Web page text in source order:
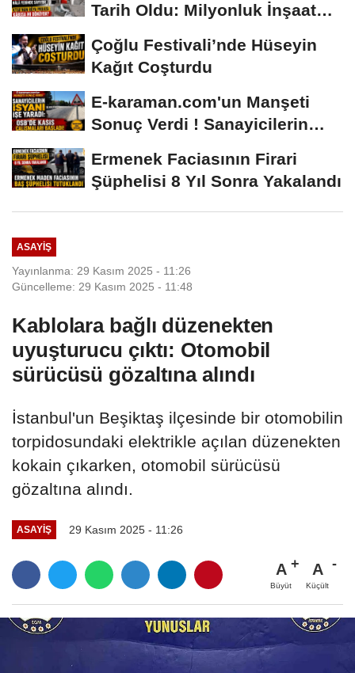
Tarih Oldu: Milyonluk İnşaat
Çoğlu Festivali’nde Hüseyin
Kağıt Coşturdu
E-karaman.com'un Manşeti
Sonuç Verdi ! Sanayicilerin
Ermenek Faciasının Firari
Şüphelisi 8 Yıl Sonra Yakalandı
ASAYIŞ
Yayınlanma: 29 Kasım 2025 - 11:26
Güncelleme: 29 Kasım 2025 - 11:48
Kablolara bağlı düzenekten
uyuşturucu çıktı: Otomobil
sürücüsü gözaltına alındı
İstanbul'un Beşiktaş ilçesinde bir otomobilin
torpidosundaki elektrikle açılan düzenekten
kokain çıkarken, otomobil sürücüsü
gözaltına alındı.
ASAYIŞ 29 Kasım 2025 - 11:26
A
Büyüt
A
Küçült